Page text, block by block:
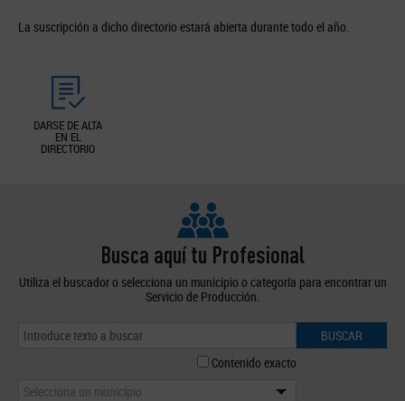
La suscripción a dicho directorio estará abierta durante todo el año.
DARSE DE ALTA
EN EL
DIRECTORIO
Busca aquí tu Profesional
Utiliza el buscador o selecciona un municipio o categoría para encontrar un
Servicio de Producción.
BUSCAR
Contenido exacto
Selecciona un municipio